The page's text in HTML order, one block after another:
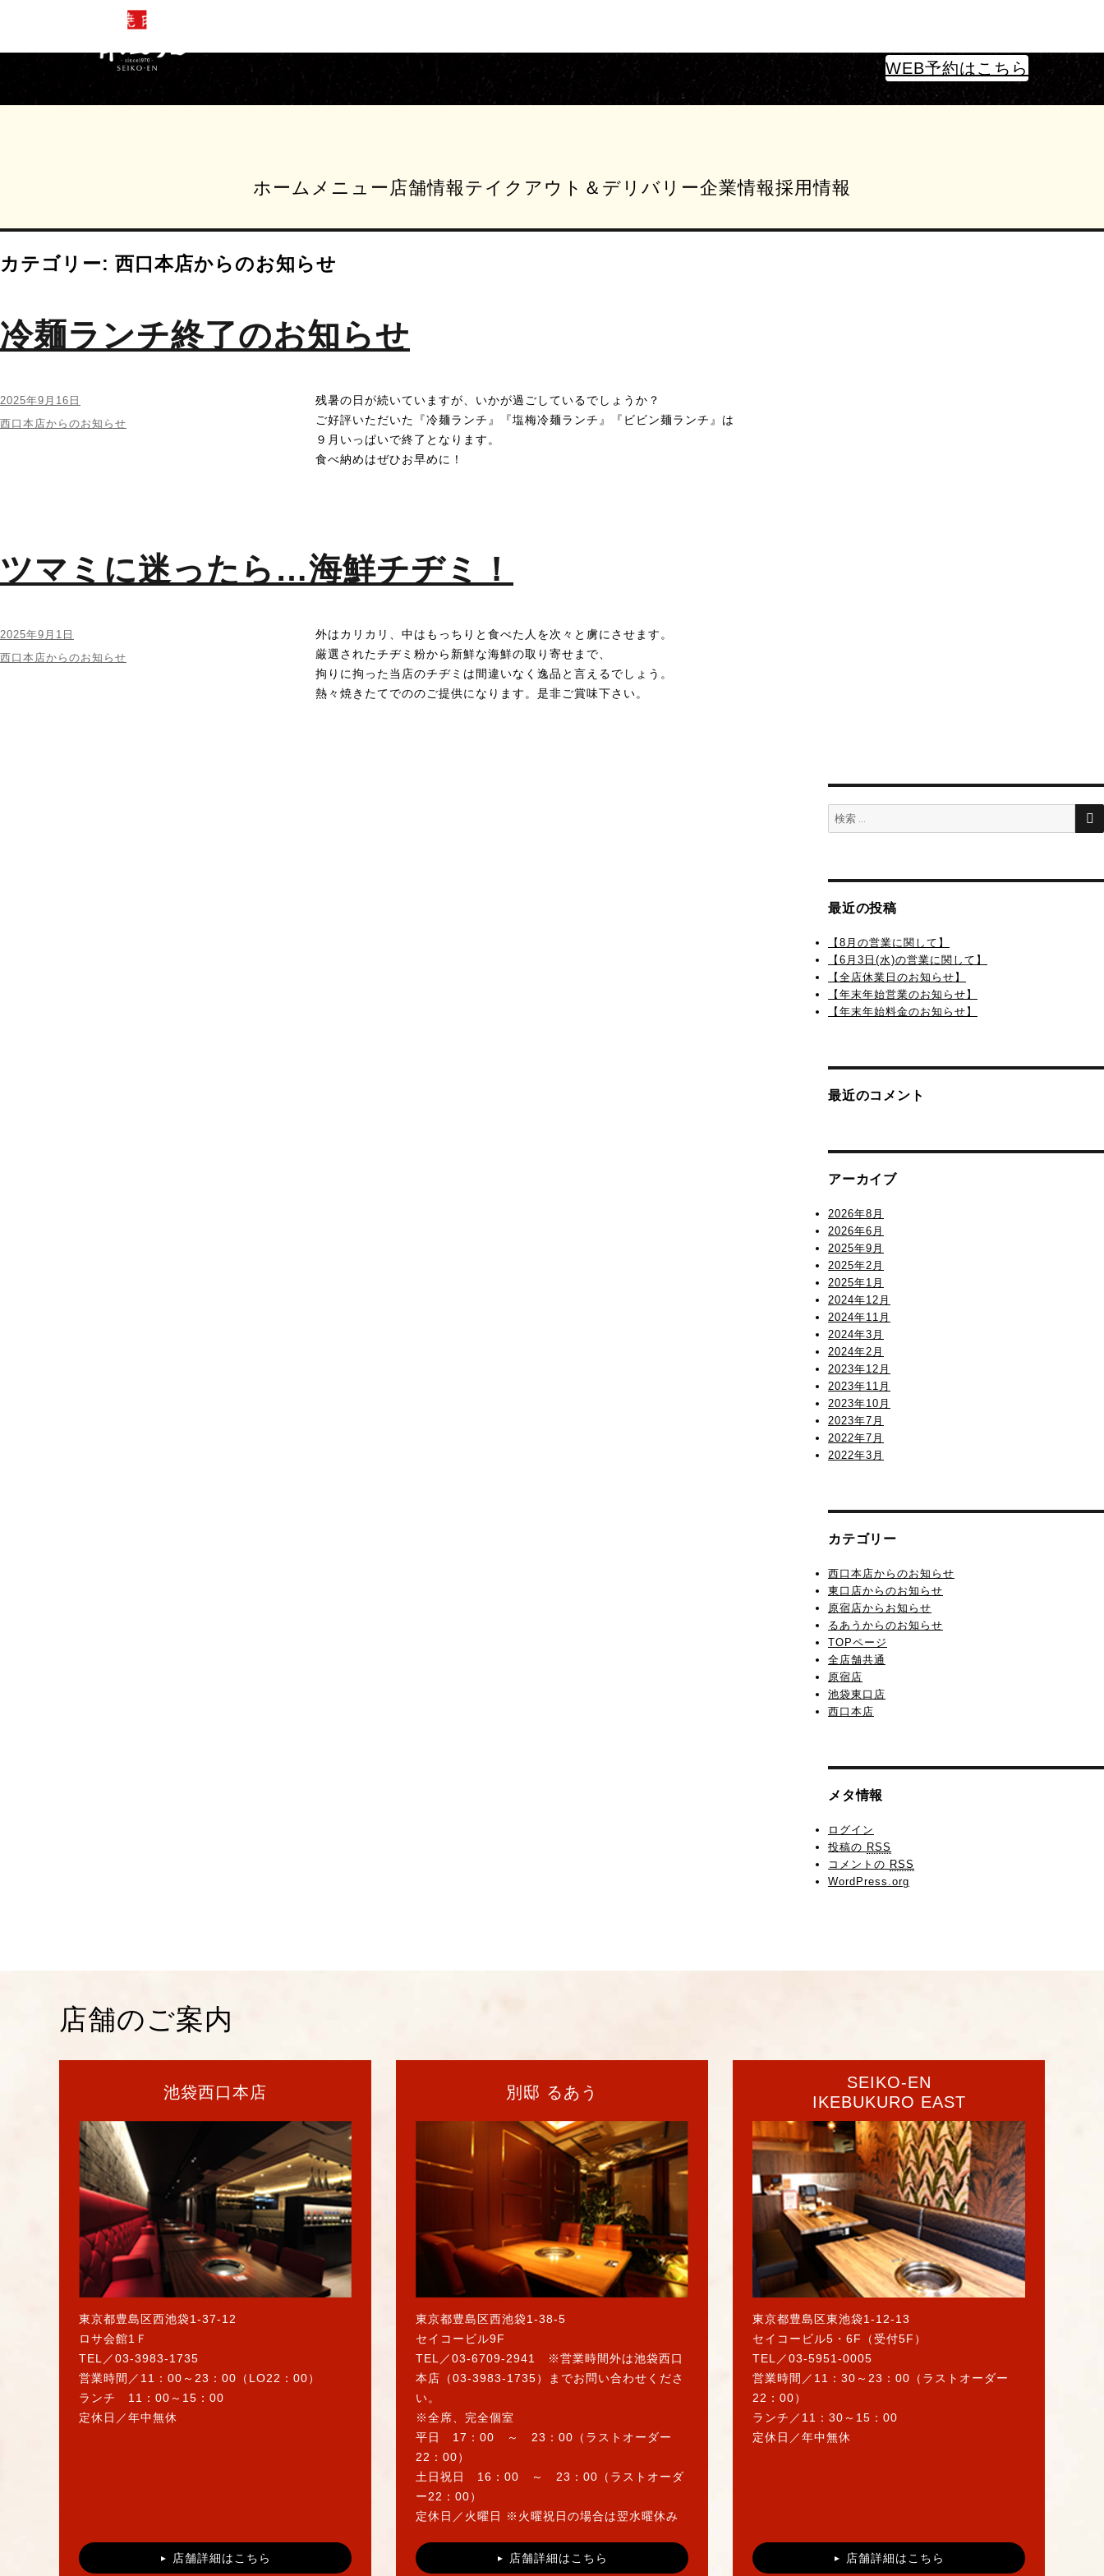
WEB予約はこちら
ホーム メニュー 店舗情報テイクアウト＆デリバリー企業情報採用情報
カテゴリー: 西口本店からのお知らせ
冷麺ランチ終了のお知らせ
残暑の日が続いていますが、いかが過ごしているでしょうか？
ご好評いただいた『冷麺ランチ』『塩梅冷麺ランチ』『ビビン麺ランチ』は
９月いっぱいで終了となります。
食べ納めはぜひお早めに！
投
稿
2025年9月16日
カ
西口本店からのお知らせ
ツマミに迷ったら…海鮮チヂミ！
外はカリカリ、中はもっちりと食べた人を次々と虜にさせます。
厳選されたチヂミ粉から新鮮な海鮮の取り寄せまで、
拘りに拘った当店のチヂミは間違いなく逸品と言えるでしょう。
熱々焼きたてでののご提供になります。是非ご賞味下さい。
投
稿
2025年9月1日
カ
西口本店からのお知らせ
検
索:
最近の投稿
【8月の営業に関して】
【6月3日(水)の営業に関して】
【全店休業日のお知らせ】
【年末年始営業のお知らせ】
【年末年始料金のお知らせ】
最近のコメント
アーカイブ
2026年8月
2026年6月
2025年9月
2025年2月
2025年1月
2024年12月
2024年11月
2024年3月
2024年2月
2023年12月
2023年11月
2023年10月
2023年7月
2022年7月
2022年3月
カテゴリー
西口本店からのお知らせ
東口店からのお知らせ
原宿店からお知らせ
るあうからのお知らせ
TOPページ
全店舗共通
原宿店
池袋東口店
西口本店
メタ情報
ログイン
投稿の RSS
コメントの RSS
WordPress.org
店舗のご案内
池袋西口本店
東京都豊島区西池袋1-37-12
ロサ会館1Ｆ
TEL／03-3983-1735
営業時間／11：00～23：00（LO22：00）
ランチ 11：00～15：00
定休日／年中無休
▲ 店舗詳細はこちら
別邸 るあう
東京都豊島区西池袋1-38-5
セイコービル9F
TEL／03-6709-2941 ※営業時間外は池袋西口
本店（03-3983-1735）までお問い合わせくださ
い。
※全席、完全個室
平日 17：00 ～ 23：00（ラストオーダー
22：00）
土日祝日 16：00 ～ 23：00（ラストオーダ
ー22：00）
定休日／火曜日 ※火曜祝日の場合は翌水曜休み
▲ 店舗詳細はこちら
SEIKO-EN
IKEBUKURO EAST
東京都豊島区東池袋1-12-13
セイコービル5・6F（受付5F）
TEL／03-5951-0005
営業時間／11：30～23：00（ラストオーダー
22：00）
ランチ／11：30～15：00
定休日／年中無休
▲ 店舗詳細はこちら